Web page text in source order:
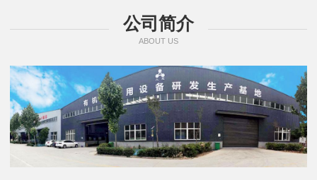
公司简介
ABOUT US